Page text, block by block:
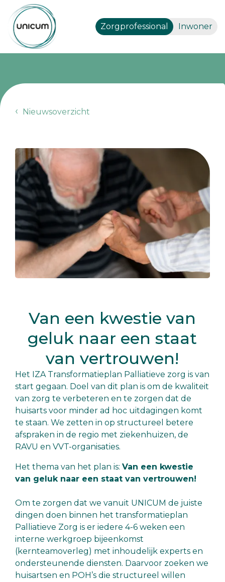
Zorgprofessional Inwoner
Nieuwsoverzicht
Van een kwestie van
geluk naar een staat
van vertrouwen!
Het IZA Transformatieplan Palliatieve zorg is van
start gegaan. Doel van dit plan is om de kwaliteit
van zorg te verbeteren en te zorgen dat de
huisarts voor minder ad hoc uitdagingen komt
te staan. We zetten in op structureel betere
afspraken in de regio met ziekenhuizen, de
RAVU en VVT-organisaties.
Het thema van het plan is: Van een kwestie
van geluk naar een staat van vertrouwen!
Om te zorgen dat we vanuit UNICUM de juiste
dingen doen binnen het transformatieplan
Palliatieve Zorg is er iedere 4-6 weken een
interne werkgroep bijeenkomst
(kernteamoverleg) met inhoudelijk experts en
ondersteunende diensten. Daarvoor zoeken we
huisartsen en POH’s die structureel willen